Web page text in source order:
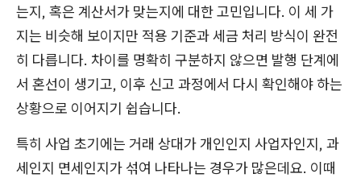
는지, 혹은 계산서가 맞는지에 대한 고민입니다. 이 세 가
지는 비슷해 보이지만 적용 기준과 세금 처리 방식이 완전
히 다릅니다. 차이를 명확히 구분하지 않으면 발행 단계에
서 혼선이 생기고, 이후 신고 과정에서 다시 확인해야 하는
상황으로 이어지기 쉽습니다.
특히 사업 초기에는 거래 상대가 개인인지 사업자인지, 과
세인지 면세인지가 섞여 나타나는 경우가 많은데요. 이때